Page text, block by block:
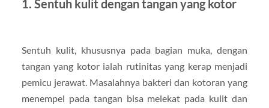
1. Sentuh kulit dengan tangan yang kotor
Sentuh kulit, khususnya pada bagian muka, dengan
tangan yang kotor ialah rutinitas yang kerap menjadi
pemicu jerawat. Masalahnya bakteri dan kotoran yang
menempel pada tangan bisa melekat pada kulit dan